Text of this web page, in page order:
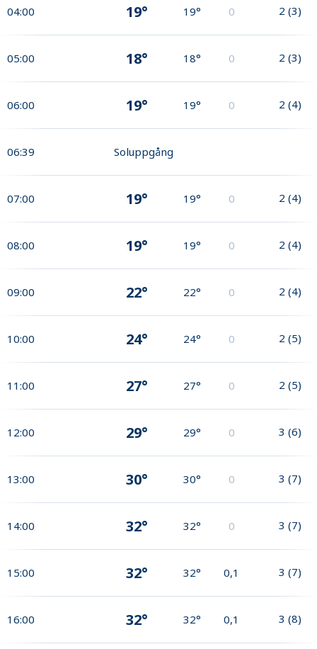
04:00 19° 19° 0 2 (3)
05:00 18° 18° 0 2 (3)
06:00 19° 19° 0 2 (4)
06:39 Soluppgång
07:00 19° 19° 0 2 (4)
08:00 19° 19° 0 2 (4)
09:00 22° 22° 0 2 (4)
10:00 24° 24° 0 2 (5)
11:00 27° 27° 0 2 (5)
12:00 29° 29° 0 3 (6)
13:00 30° 30° 0 3 (7)
14:00 32° 32° 0 3 (7)
15:00 32° 32° 0,1 3 (7)
16:00 32° 32° 0,1 3 (8)